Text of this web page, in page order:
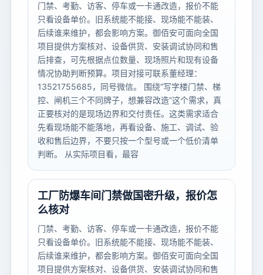
门禁、考勤、访客、停车或一卡通改造，报价不能
只看设备单价。旧系统能不能接、现场能不能装、
后续谁来维护，都会影响方案。御佰安可面向全国
项目提供方案核对、设备供货、安装调试协同和售
后排查，可先根据点位数量、现场照片和现有设备
情况协助判断预算。项目对接可联系董经理：
13521755685，同号微信。 围绕“写字楼门禁、梯
控、闸机三个不同牌子，想兼容改造”这个需求，真
正要核对的是现场边界和交付责任。这类需求适合
先看现场能不能落地，再看设备、施工、调试、验
收和售后边界，不要只按一个型号或一个低价清单
判断。 从实际项目看，最容
工厂防爆车间门禁做国密升级，报价怎
么核对
门禁、考勤、访客、停车或一卡通改造，报价不能
只看设备单价。旧系统能不能接、现场能不能装、
后续谁来维护，都会影响方案。御佰安可面向全国
项目提供方案核对、设备供货、安装调试协同和售